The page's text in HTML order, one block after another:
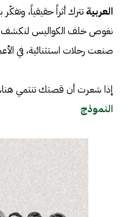
العربية تترك أثراً حقيقياً،
نغوص خلف الكواليس لنكشف
صنعت رحلات استثنائية، في
إذا شعرت أن قصتك تنتمي
النموذج